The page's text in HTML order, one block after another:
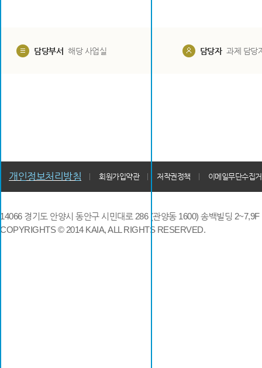
담당부서 해당 사업실 담당자 과제 담당
개인정보처리방침 회원가입약관 저작권정책 이메일무단수집
14066 경기도 안양시 동안구 시민대로 286 (관양동 1600) 송백빌딩
COPYRIGHTS © 2014 KAIA, ALL RIGHTS RESERVED.